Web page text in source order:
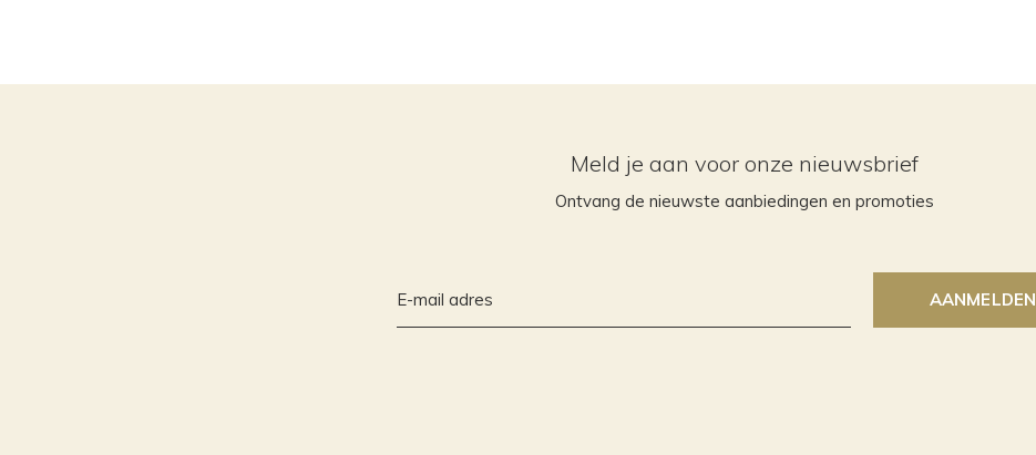
Meld je aan voor onze nieuwsbrief
Ontvang de nieuwste aanbiedingen en promoties
AANMELDEN